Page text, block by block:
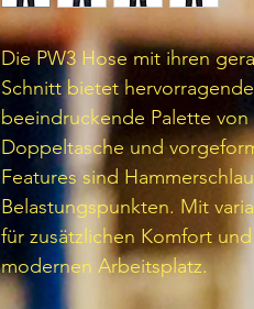
Die PW3 Hose mit ihren
Schnitt bietet
beeindruckende Palette
Doppeltasche und
Features sind
Belastungspunkten. Mit
für zusätzlichen Komfort
modernen Arbeitsplatz.